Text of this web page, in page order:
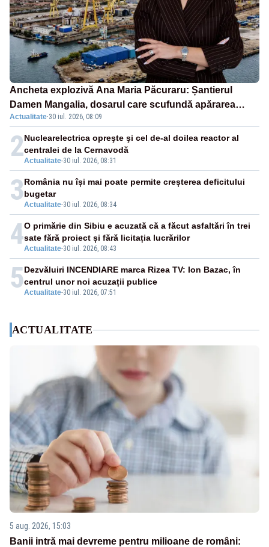
Ancheta explozivă Ana Maria Păcuraru: Șantierul
Damen Mangalia, dosarul care scufundă apărarea
României
Actualitate·30 iul. 2026, 08:09
2Actualitate-30 iul. 2026, 08:31
Nuclearelectrica opreşte şi cel de-al doilea reactor al
centralei de la Cernavodă
3Actualitate-30 iul. 2026, 08:34
România nu își mai poate permite creșterea deficitului
bugetar
4Actualitate-30 iul. 2026, 08:43
O primărie din Sibiu e acuzată că a făcut asfaltări în trei
sate fără proiect și fără licitația lucrărilor
5Actualitate-30 iul. 2026, 07:51
Dezvăluiri INCENDIARE marca Rizea TV: Ion Bazac, în
centrul unor noi acuzații publice
ACTUALITATE
5 aug. 2026, 15:03
Banii intră mai devreme pentru milioane de români: